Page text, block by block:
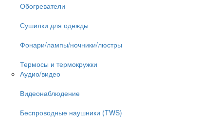
Обогреватели
Сушилки для одежды
Фонари/лампы/ночники/люстры
Термосы и термокружки
Аудио/видео
Видеонаблюдение
Беспроводные наушники (TWS)